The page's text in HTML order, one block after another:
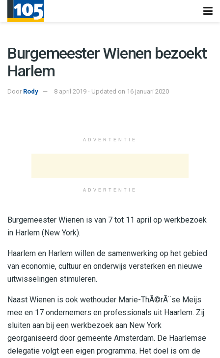
Burgemeester Wienen bezoekt
Harlem
Door Rody 8 april 2019 - Updated on 16 januari 2020
ADVERTENTIE
ADVERTENTIE
Burgemeester Wienen is van 7 tot 11 april op werkbezoek
in Harlem (New York).
Haarlem en Harlem willen de samenwerking op het gebied
van economie, cultuur en onderwijs versterken en nieuwe
uitwisselingen stimuleren.
Naast Wienen is ook wethouder Marie-ThÃ©rÃ¨se Meijs
mee en 17 ondernemers en professionals uit Haarlem. Zij
sluiten aan bij een werkbezoek aan New York
georganiseerd door gemeente Amsterdam. De Haarlemse
delegatie volgt een eigen programma. Het doel is om de